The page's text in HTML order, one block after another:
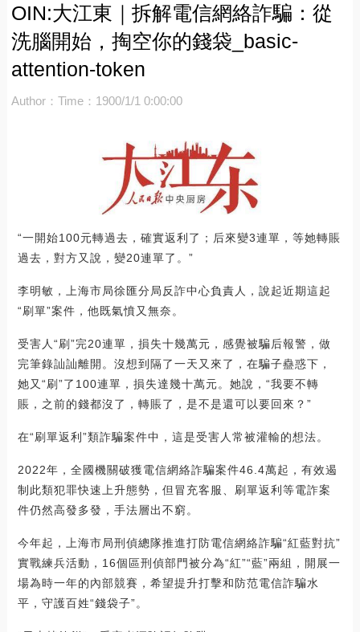
OIN:大江東｜拆解電信網絡詐騙：從
洗腦開始，掏空你的錢袋_basic-
attention-token
Author： Time：1900/1/1 0:00:00
“一開始100元轉過去，確實返利了；后來變3連單，等她轉賬
過去，對方又說，變20連單了。”
李明敏，上海市局徐匯分局反詐中心負責人，說起近期這起
“刷單”案件，他既氣憤又無奈。
受害人“刷”完20連單，損失十幾萬元，感覺被騙后報警，做
完筆錄訕訕離開。沒想到隔了一天又來了，在騙子蠱惑下，
她又“刷”了100連單，損失達幾十萬元。她說，“我要不轉
賬，之前的錢都沒了，轉賬了，是不是還可以要回來？”
在“刷單返利”類詐騙案件中，這是受害人常被灌輸的想法。
2022年，全國機關破獲電信網絡詐騙案件46.4萬起，有效遏
制此類犯罪快速上升態勢，但冒充客服、刷單返利等電詐案
件仍然高發多發，手法層出不窮。
今年起，上海市局刑偵總隊推進打防電信網絡詐騙“紅藍對抗”
實戰練兵活動，16個區刑偵部門被分為“紅”“藍”兩組，開展一
場為時一年的內部競賽，希望提升打擊和防范電信詐騙水
平，守護百姓“錢袋子”。